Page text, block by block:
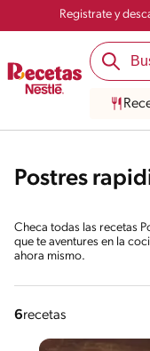
Registrate y
Postres
Checa todas las recetas
que te aventures en la
ahora mismo.
6recetas